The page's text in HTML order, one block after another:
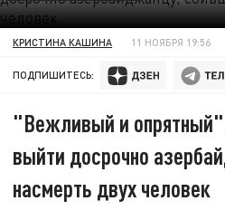
КРИСТИНА КАШИНА 11 НОЯБРЯ 19:56
ПОДПИШИТЕСЬ:
"Вежливый и
выйти досрочно
насмерть двух человек